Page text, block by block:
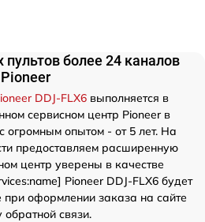
более 24 каналов
DDJ-FLX6 выполняется в
сервисном центр Pioneer в
огромным опытом - от 5 лет. На
предоставляем расширенную
центр уверены в качестве
Pioneer DDJ-FLX6 будет
при оформлении заказа на сайте
связи.